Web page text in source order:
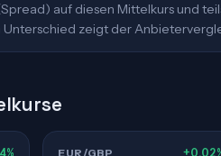
auf diesen Mittelkurs und
Unterschied zeigt der
EUR/GBP